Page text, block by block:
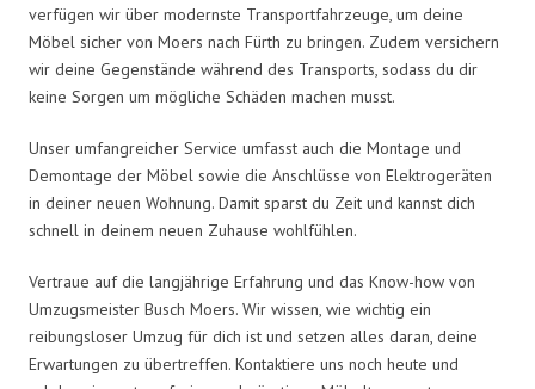
verfügen wir über modernste Transportfahrzeuge, um deine
Möbel sicher von Moers nach Fürth zu bringen. Zudem versichern
wir deine Gegenstände während des Transports, sodass du dir
keine Sorgen um mögliche Schäden machen musst.
Unser umfangreicher Service umfasst auch die Montage und
Demontage der Möbel sowie die Anschlüsse von Elektrogeräten
in deiner neuen Wohnung. Damit sparst du Zeit und kannst dich
schnell in deinem neuen Zuhause wohlfühlen.
Vertraue auf die langjährige Erfahrung und das Know-how von
Umzugsmeister Busch Moers. Wir wissen, wie wichtig ein
reibungsloser Umzug für dich ist und setzen alles daran, deine
Erwartungen zu übertreffen. Kontaktiere uns noch heute und